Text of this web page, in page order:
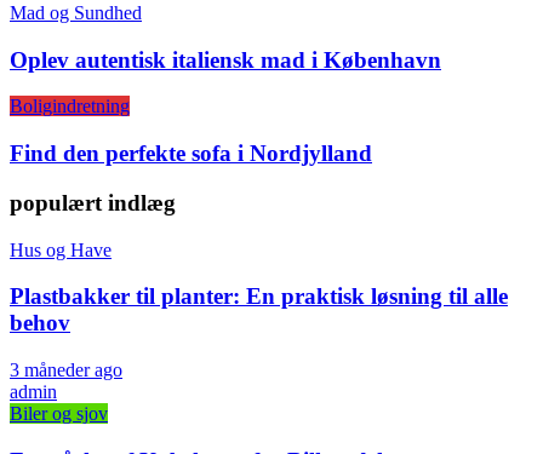
Mad og Sundhed
Oplev autentisk italiensk mad i København
Boligindretning
Find den perfekte sofa i Nordjylland
populært indlæg
Hus og Have
Plastbakker til planter: En praktisk løsning til alle
behov
3 måneder ago
admin
Biler og sjov